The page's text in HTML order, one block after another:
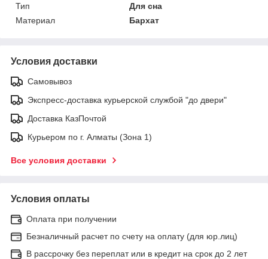
Тип
Для сна
Материал
Бархат
Условия доставки
Самовывоз
Экспресс-доставка курьерской службой "до двери"
Доставка КазПочтой
Курьером по г. Алматы (Зона 1)
Все условия доставки
Условия оплаты
Оплата при получении
Безналичный расчет по счету на оплату (для юр.лиц)
В рассрочку без переплат или в кредит на срок до 2 лет